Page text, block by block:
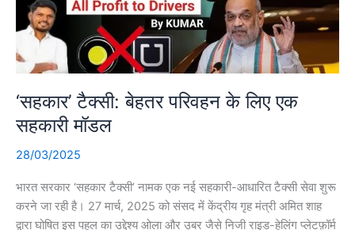
‘सहकार’ टैक्सी: बेहतर परिवहन के लिए एक
सहकारी मॉडल
28/03/2025
भारत सरकार ‘सहकार टैक्सी’ नामक एक नई सहकारी-आधारित टैक्सी सेवा शुरू
करने जा रही है। 27 मार्च, 2025 को संसद में केंद्रीय गृह मंत्री अमित शाह
द्वारा घोषित इस पहल का उद्देश्य ओला और उबर जैसे निजी राइड-हेलिंग प्लेटफ़ॉर्म